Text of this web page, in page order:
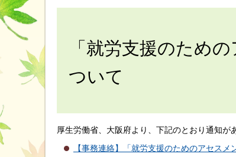
「就労支援のため
ついて
厚生労働省、大阪府より、下記のとおり通知が
【事務連絡】「就労支援のためのアセスメ